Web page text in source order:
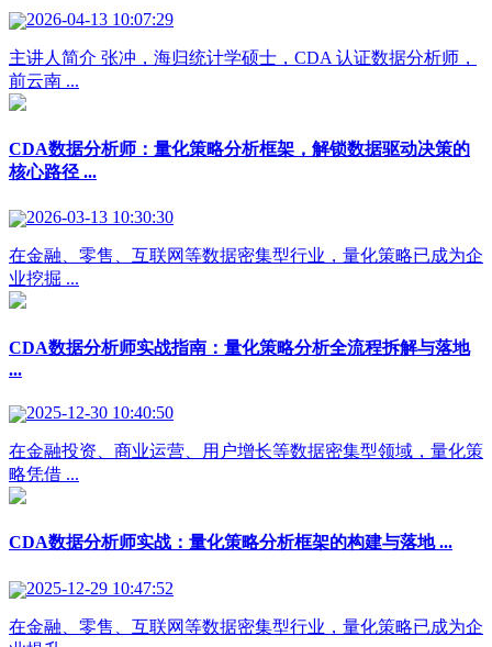
2026-04-13 10:07:29
主讲人简介 张冲，海归统计学硕士，CDA 认证数据分析师，
前云南 ...
CDA数据分析师：量化策略分析框架，解锁数据驱动决策的
核心路径 ...
2026-03-13 10:30:30
在金融、零售、互联网等数据密集型行业，量化策略已成为企
业挖掘 ...
CDA数据分析师实战指南：量化策略分析全流程拆解与落地
...
2025-12-30 10:40:50
在金融投资、商业运营、用户增长等数据密集型领域，量化策
略凭借 ...
CDA数据分析师实战：量化策略分析框架的构建与落地 ...
2025-12-29 10:47:52
在金融、零售、互联网等数据密集型行业，量化策略已成为企